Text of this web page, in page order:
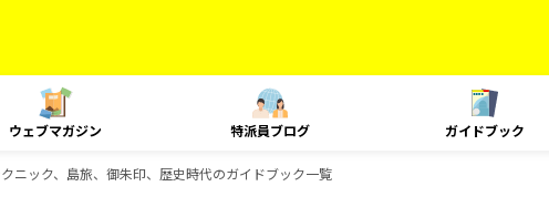
ウェブマガジン 特派員ブログ ガイドブック
ニック、島旅、御朱印、歴史時代のガイドブック一覧